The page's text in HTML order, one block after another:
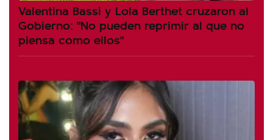
Valentina Bassi y Lola Berthet cruzaron al
Gobierno: "No pueden reprimir al que no
piensa como ellos"